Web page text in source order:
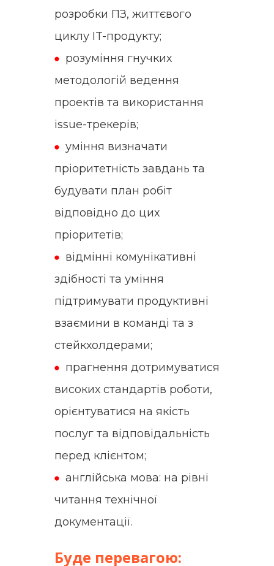
розробки ПЗ, життєвого
циклу IT-продукту;
розуміння гнучких
методологій ведення
проектів та використання
issue-трекерів;
уміння визначати
пріоритетність завдань та
будувати план робіт
відповідно до цих
пріоритетів;
відмінні комунікативні
здібності та уміння
підтримувати продуктивні
взаємини в команді та з
стейкхолдерами;
прагнення дотримуватися
високих стандартів роботи,
орієнтуватися на якість
послуг та відповідальність
перед клієнтом;
англійська мова: на рівні
читання технічної
документації.
Буде перевагою: